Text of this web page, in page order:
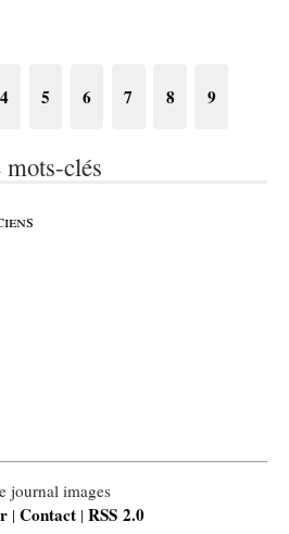
4 5 6 7 8 9
mots-clés
journal images
| Contact | RSS 2.0